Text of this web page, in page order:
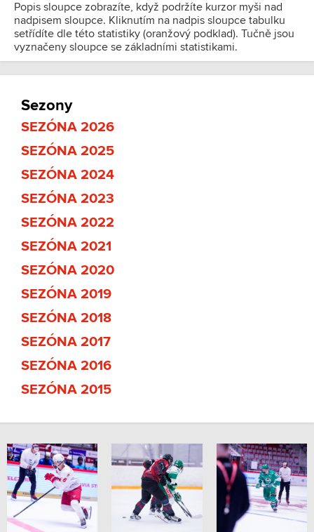
Popis sloupce zobrazíte, když podržíte kurzor myši nad
nadpisem sloupce. Kliknutím na nadpis sloupce tabulku
setřídíte dle této statistiky (oranžový podklad). Tučně jsou
vyznačeny sloupce se základními statistikami.
Sezony
SEZÓNA 2026
SEZÓNA 2025
SEZÓNA 2024
SEZÓNA 2023
SEZÓNA 2022
SEZÓNA 2021
SEZÓNA 2020
SEZÓNA 2019
SEZÓNA 2018
SEZÓNA 2017
SEZÓNA 2016
SEZÓNA 2015